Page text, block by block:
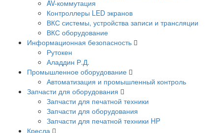
AV-коммутация
Контроллеры LED экранов
ВКС системы, устройства записи и трансляции
ВКС оборудование
Информационная безопасность
Рутокен
Аладдин Р.Д.
Промышленное оборудование
Автоматизация и промышленный контроль
Запчасти для оборудования
Запчасти для печатной техники
Запчасти для оборудования
Запчасти для печатной техники HP
Кресла